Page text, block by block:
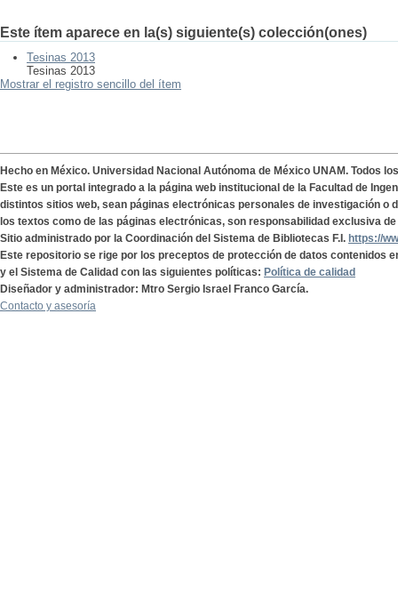
Este ítem aparece en la(s) siguiente(s) colección(ones)
Tesinas 2013
Tesinas 2013
Mostrar el registro sencillo del ítem
Hecho en México. Universidad Nacional Autónoma de México UNAM. Todos
Este es un portal integrado a la página web institucional de la Facultad de
distintos sitios web, sean páginas electrónicas personales de investigación o
los textos como de las páginas electrónicas, son responsabilidad exclusiva
Sitio administrado por la Coordinación del Sistema de Bibliotecas F.I. https://
Este repositorio se rige por los preceptos de protección de datos contenidos
y el Sistema de Calidad con las siguientes políticas: Política de calidad
Diseñador y administrador: Mtro Sergio Israel Franco García.
Contacto y asesoría